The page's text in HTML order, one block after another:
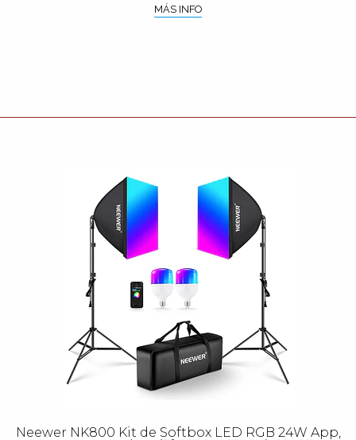
MÁS INFO
Neewer NK800 Kit de Softbox LED RGB 24W App,